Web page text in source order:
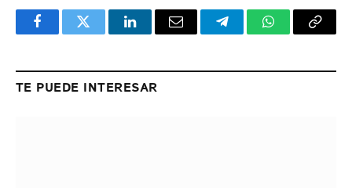
FacebookTwitter LinkedInEmail TelegramWhatsApp
Copy
TE PUEDE INTERESAR